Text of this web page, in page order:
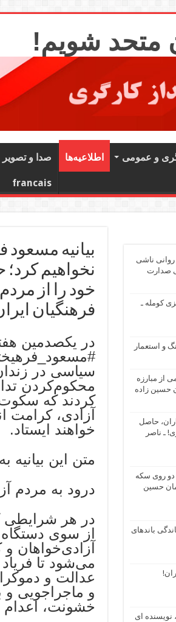
متحد شویم!
و عمومی اطلاعیه‌ها صدا و تصویر
francais
بیانیه
نخواهیم
خود را از
فرهنگیان
در یکصدمین
سیاسی در
محکوم‌کردن
کردند که سکوت
آزادی، کرامت
خواهند ایستاد.
متن این
درود به مردم
در هر شرایطی
از سوی
آزادی‌خواهان
می‌شود تا
عدالت و
و ماجراجویی
خشونت، اعدام
ناشی
صدارت
مرکزی کومله ـ
و استعمار
از مبارزه
حسین زاده
حاصل
ـ ناصر
دو روی سکه
حسین
باندهای
ای